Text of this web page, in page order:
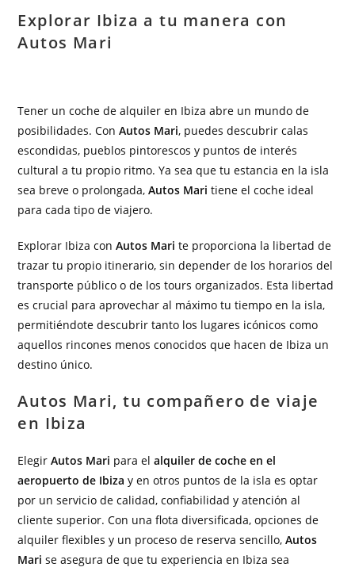
Explorar Ibiza a tu manera con
Autos Mari
Tener un coche de alquiler en Ibiza abre un mundo de
posibilidades. ConAutos Mari, puedes descubrir calas
escondidas, pueblos pintorescos y puntos de interés
cultural a tu propio ritmo. Ya sea que tu estancia en la isla
sea breve o prolongada,Autos Mari tiene el coche ideal
para cada tipo de viajero.
Explorar Ibiza conAutos Mari te proporciona la libertad de
trazar tu propio itinerario, sin depender de los horarios del
transporte público o de los tours organizados. Esta libertad
es crucial para aprovechar al máximo tu tiempo en la isla,
permitiéndote descubrir tanto los lugares icónicos como
aquellos rincones menos conocidos que hacen de Ibiza un
destino único.
Autos Mari, tu compañero de viaje
en Ibiza
ElegirAutos Mari para elalquiler de coche en el
aeropuerto de Ibiza y en otros puntos de la isla es optar
por un servicio de calidad, confiabilidad y atención al
cliente superior. Con una flota diversificada, opciones de
alquiler flexibles y un proceso de reserva sencillo,Autos
Mari se asegura de que tu experiencia en Ibiza sea